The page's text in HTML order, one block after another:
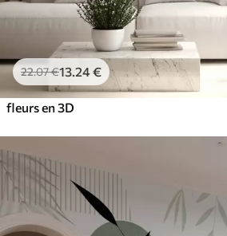
22.07€13 .24€
fleurs en 3D